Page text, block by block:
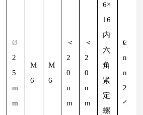
Ø
2
5
m
m
M
6
M
6
＜
2
0
u
m
＜
2
0
u
m
6×
16
内
六
角
紧
定
螺
Ø
m
m/
2
个